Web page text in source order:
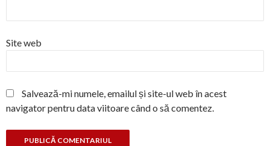
Site web
Salvează-mi numele, emailul și site-ul web în acest
navigator pentru data viitoare când o să comentez.